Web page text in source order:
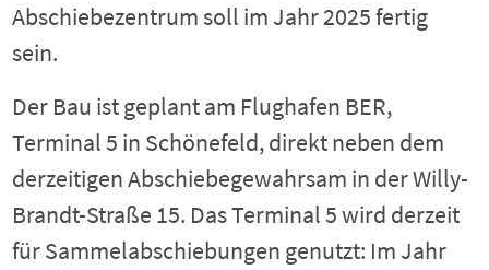
Abschiebezentrum soll im Jahr 2025 fertig
sein.
Der Bau ist geplant am Flughafen BER,
Terminal 5 in Schönefeld, direkt neben dem
derzeitigen Abschiebegewahrsam in der Willy-
Brandt-Straße 15. Das Terminal 5 wird derzeit
für Sammelabschiebungen genutzt: Im Jahr